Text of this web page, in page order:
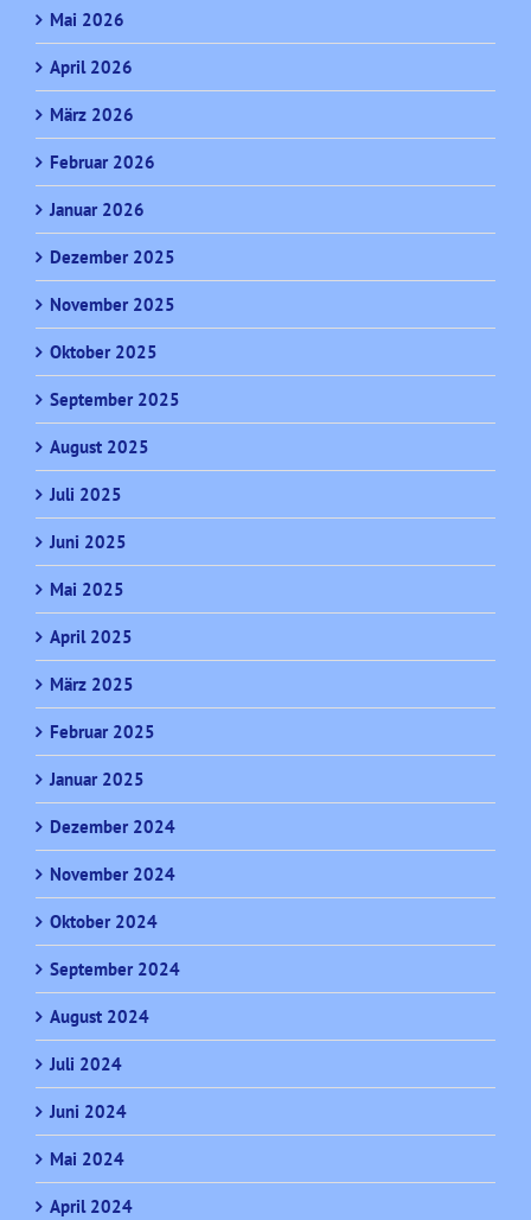
Mai 2026
April 2026
März 2026
Februar 2026
Januar 2026
Dezember 2025
November 2025
Oktober 2025
September 2025
August 2025
Juli 2025
Juni 2025
Mai 2025
April 2025
März 2025
Februar 2025
Januar 2025
Dezember 2024
November 2024
Oktober 2024
September 2024
August 2024
Juli 2024
Juni 2024
Mai 2024
April 2024